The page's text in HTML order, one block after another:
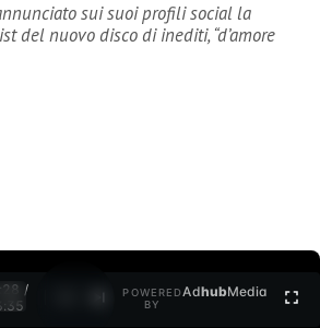
sui suoi profili social la
del nuovo disco di inediti, “d’amore
/
POWERED
BY
AdhubMedia